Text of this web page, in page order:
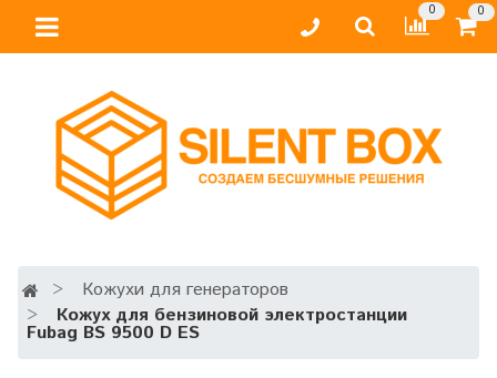
0 0
Кожухи для генераторов
Кожух для бензиновой электростанции
Fubag BS 9500 D ES